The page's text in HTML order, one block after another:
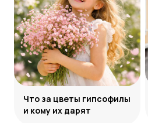
Что за цветы гипсофилы
и кому их дарят